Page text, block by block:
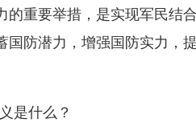
重要举措，是实现军民结
防潜力，增强国防实力，
是什么？